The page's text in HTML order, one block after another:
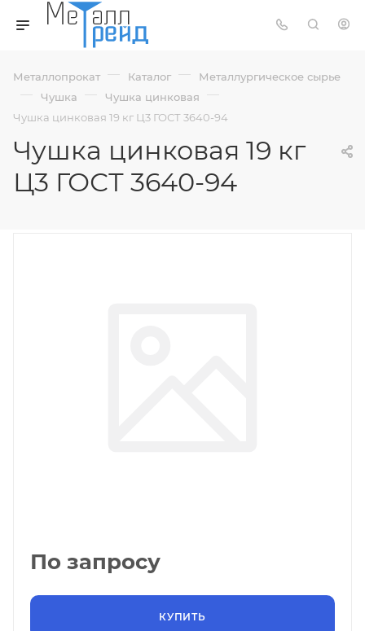
Металлопрокат — Каталог — Металлургическое сырье
— Чушка — Чушка цинковая —
Чушка цинковая 19 кг Ц3 ГОСТ 3640-94
Чушка цинковая 19 кг
Ц3 ГОСТ 3640-94
По запросу
КУПИТЬ